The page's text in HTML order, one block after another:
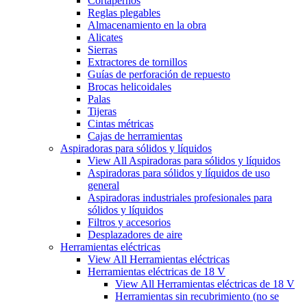
Reglas plegables
Almacenamiento en la obra
Alicates
Sierras
Extractores de tornillos
Guías de perforación de repuesto
Brocas helicoidales
Palas
Tijeras
Cintas métricas
Cajas de herramientas
Aspiradoras para sólidos y líquidos
View All Aspiradoras para sólidos y líquidos
Aspiradoras para sólidos y líquidos de uso
general
Aspiradoras industriales profesionales para
sólidos y líquidos
Filtros y accesorios
Desplazadores de aire
Herramientas eléctricas
View All Herramientas eléctricas
Herramientas eléctricas de 18 V
View All Herramientas eléctricas de 18 V
Herramientas sin recubrimiento (no se